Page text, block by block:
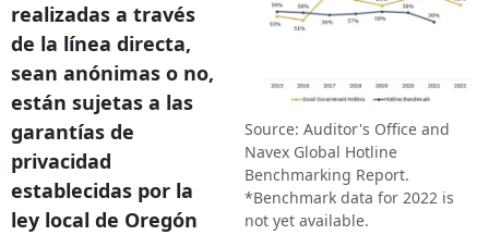
Source: Auditor's Office and
Navex Global Hotline
Benchmarking Report.
*Benchmark data for 2022 is
not yet available.
realizadas a través
de la línea directa,
sean anónimas o no,
están sujetas a las
garantías de
privacidad
establecidas por la
ley local de Oregón